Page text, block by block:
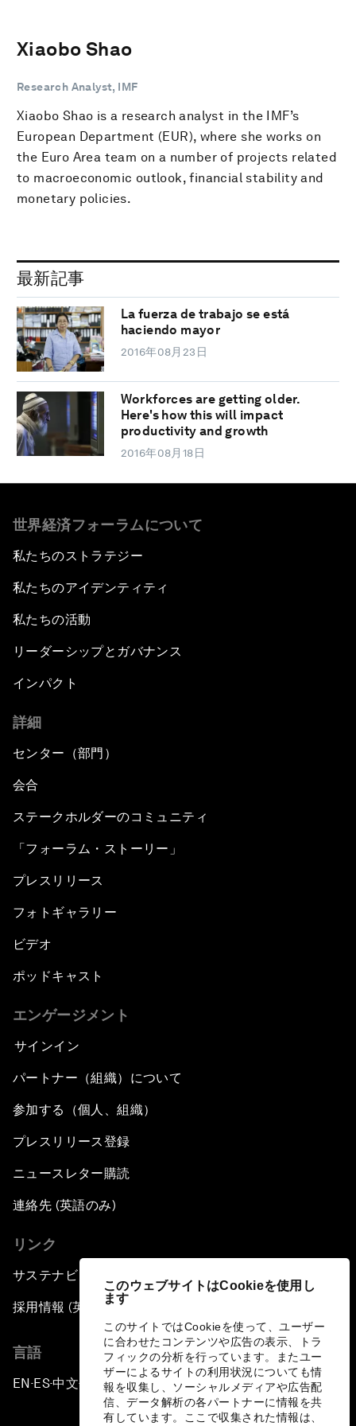
このウェブサイトはCookieを使用し
ます
このサイトではCookieを使って、ユーザー
に合わせたコンテンツや広告の表示、トラ
フィックの分析を行っています。またユー
ザーによるサイトの利用状況についても情
報を収集し、ソーシャルメディアや広告配
信、データ解析の各パートナーに情報を共
有しています。ここで収集された情報は、
Xiaobo Shao
Research Analyst, IMF
Xiaobo Shao is a research analyst in the IMF’s
European Department (EUR), where she works on
the Euro Area team on a number of projects related
to macroeconomic outlook, financial stability and
monetary policies.
最新記事
La fuerza de trabajo se está
haciendo mayor
2016年08月23日
Workforces are getting older.
Here's how this will impact
productivity and growth
2016年08月18日
世界経済フォーラムについて
私たちのストラテジー
私たちのアイデンティティ
私たちの活動
リーダーシップとガバナンス
インパクト
詳細
センター（部門）
会合
ステークホルダーのコミュニティ
「フォーラム・ストーリー」
プレスリリース
フォトギャラリー
ビデオ
ポッドキャスト
エンゲージメント
サインイン
パートナー（組織）について
参加する（個人、組織）
プレスリリース登録
ニュースレター購読
連絡先 (英語のみ)
リンク
サステナビリティへの取り組み
採用情報 (英語のみ)
言語
EN ▪ES▪中文▪ 日本語